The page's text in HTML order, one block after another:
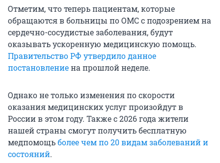
Отметим, что теперь пациентам, которые
обращаются в больницы по ОМС с подозрением на
сердечно-сосудистые заболевания, будут
оказывать ускоренную медицинскую помощь.
Правительство РФ утвердило данное
постановлениена прошлой неделе.
Однако не только изменения по скорости
оказания медицинских услуг произойдут в
России в этом году. Также с 2026 года жители
нашей страны смогут получить бесплатную
медпомощьболее чем по 20 видам заболеваний и
состояний.